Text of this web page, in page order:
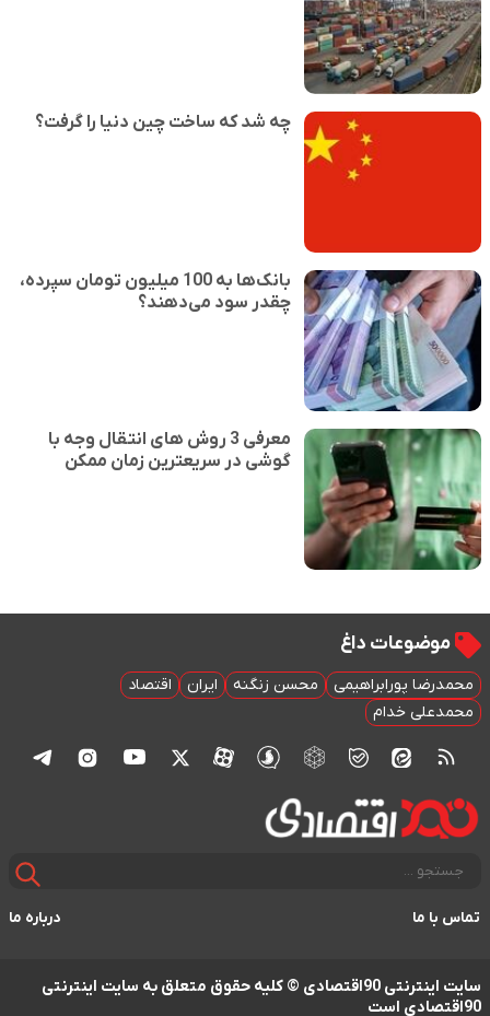
چه شد که ساخت چین دنیا را گرفت؟
بانک‌ها به 100 میلیون تومان سپرده،
چقدر سود می‌دهند؟
معرفی 3 روش های انتقال وجه با
گوشی در سریعترین زمان ممکن
موضوعات داغ
محمدرضا پورابراهیمی محسن زنگنه ایران
اقتصاد
محمدعلی خدام
تماس با ما درباره ما
سایت اینترنتی 90اقتصادی © کلیه حقوق متعلق به سایت اینترنتی
90اقتصادی است